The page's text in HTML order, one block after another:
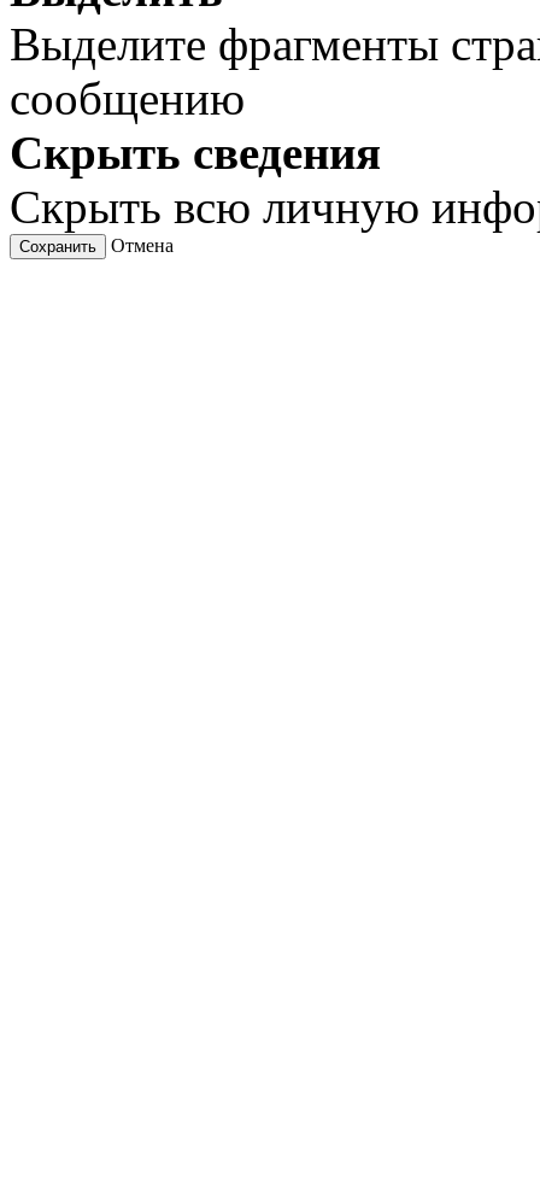
Выделите фрагменты
сообщению
Скрыть сведения
Скрыть всю личную
Сохранить Отмена